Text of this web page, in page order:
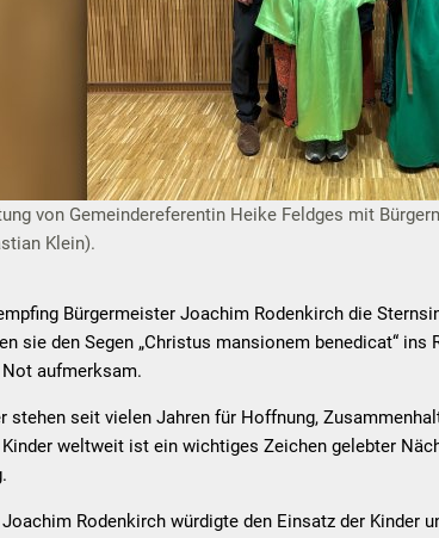
von Gemeindereferentin Heike Feldges mit
Klein).
Bürgermeister Joachim Rodenkirch die
sie den Segen „Christus mansionem benedicat“
aufmerksam.
stehen seit vielen Jahren für Hoffnung,
weltweit ist ein wichtiges Zeichen gelebter
Rodenkirch würdigte den Einsatz der Kinder